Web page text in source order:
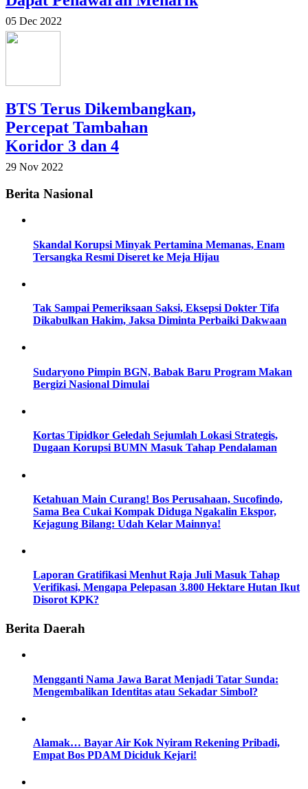
05 Dec 2022
BTS Terus Dikembangkan,
Percepat Tambahan
Koridor 3 dan 4
29 Nov 2022
Berita Nasional
Skandal Korupsi Minyak Pertamina Memanas, Enam
Tersangka Resmi Diseret ke Meja Hijau
Tak Sampai Pemeriksaan Saksi, Eksepsi Dokter Tifa
Dikabulkan Hakim, Jaksa Diminta Perbaiki Dakwaan
Sudaryono Pimpin BGN, Babak Baru Program Makan
Bergizi Nasional Dimulai
Kortas Tipidkor Geledah Sejumlah Lokasi Strategis,
Dugaan Korupsi BUMN Masuk Tahap Pendalaman
Ketahuan Main Curang! Bos Perusahaan, Sucofindo,
Sama Bea Cukai Kompak Diduga Ngakalin Ekspor,
Kejagung Bilang: Udah Kelar Mainnya!
Laporan Gratifikasi Menhut Raja Juli Masuk Tahap
Verifikasi, Mengapa Pelepasan 3.800 Hektare Hutan Ikut
Disorot KPK?
Berita Daerah
Mengganti Nama Jawa Barat Menjadi Tatar Sunda:
Mengembalikan Identitas atau Sekadar Simbol?
Alamak… Bayar Air Kok Nyiram Rekening Pribadi,
Empat Bos PDAM Diciduk Kejari!